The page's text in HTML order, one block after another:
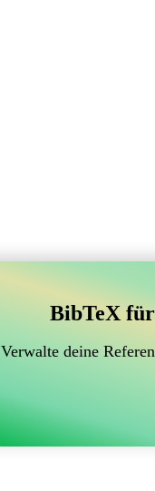
BibTeX
Verwalte deine